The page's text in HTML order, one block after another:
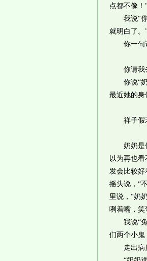
点都不像！
我说“你
就明白了。
你一句话
你请我去
你说“奶
最近她的
祥子假若
奶奶是位
以为再也
发会比较好
摇头说，“
里说，“奶
咧着嘴，笑
我说“兔
们两个小
走出病房